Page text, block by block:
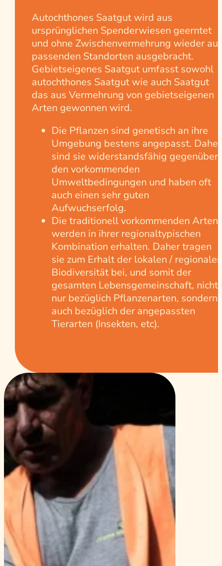
Autochthones Saatgut wird aus
ursprünglichen Spenderwiesen geerntet
und ohne Zwischenvermehrung wieder auf
passenden Standorten ausgebracht.
Gebietseigenes Saatgut umfasst sowohl
autochthones Saatgut wie auch Saatgut
das aus Vermehrung von gebietseigenen
Arten gewonnen wird.
Die Pflanzen sind genetisch an ihre
Umgebung bestens angepasst. Daher
sind sie widerstandsfähig gegenüber
den vorkommenden
Umweltbedingungen und haben oft
auch einen sehr guten
Aufwuchserfolg.
Die traditionell vorkommenden Arten
werden in ihrer regionaltypischen
Kombination erhalten. Daher tragen
sie zum Erhalt der lokalen /
Biodiversität bei, und somit der
gesamten Lebensgemeinschaft, nicht
nur bezüglich Pflanzenarten, sondern
auch bezüglich der angepassten
Tierarten (Insekten, etc).